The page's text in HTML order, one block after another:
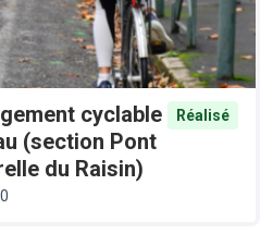
cyclable
(section Pont
du Raisin)
Réalisé
0